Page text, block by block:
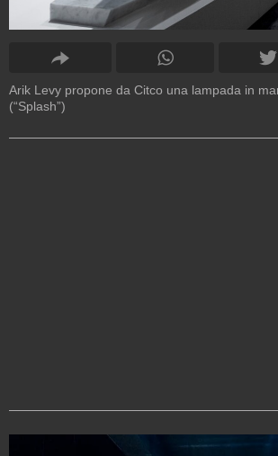
Arik Levy propone da Citco una lampada in
(“Splash”)